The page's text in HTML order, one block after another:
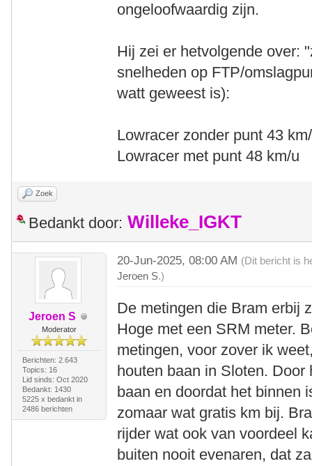
ongeloofwaardig zijn.
Hij zei er hetvolgende over:
snelheden op FTP/
watt geweest is):
Lowracer zonder punt 43
Lowracer met punt 48 km/u
Zoek
Bedankt door: Willeke_IGKT
Jeroen S
Moderator
Berichten: 2.643
Topics: 16
Lid sinds: Oct 2020
Bedankt: 1430
5225 x bedankt in
2486 berichten
20-Jun-2025, 08:00 AM (Dit bericht is
Jeroen S.)
De metingen die Bram erbij
Hoge met een SRM meter.
metingen, voor zover ik
houten baan in Sloten.
baan en doordat het binnen
zomaar wat gratis km bij.
rijder wat ook van voordeel
buiten nooit evenaren, dat